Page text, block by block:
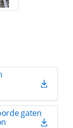
gaten